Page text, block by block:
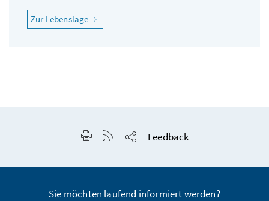
Zur Lebenslage "Ich fühle mich krank"
Seite drucken
RSS-Feed anzeigen
Feedback
Sie möchten laufend informiert werden?